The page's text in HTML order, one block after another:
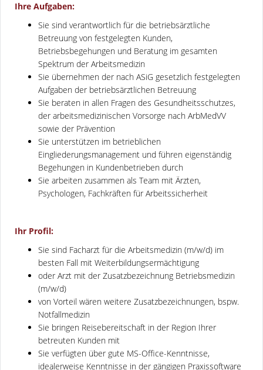
Ihre Aufgaben:
Sie sind verantwortlich für die betriebsärztliche
Betreuung von festgelegten Kunden,
Betriebsbegehungen und Beratung im gesamten
Spektrum der Arbeitsmedizin
Sie übernehmen der nach ASiG gesetzlich festgelegten
Aufgaben der betriebsärztlichen Betreuung
Sie beraten in allen Fragen des Gesundheitsschutzes,
der arbeitsmedizinischen Vorsorge nach ArbMedVV
sowie der Prävention
Sie unterstützen im betrieblichen
Eingliederungsmanagement und führen eigenständig
Begehungen in Kundenbetrieben durch
Sie arbeiten zusammen als Team mit Ärzten,
Psychologen, Fachkräften für Arbeitssicherheit
Ihr Profil:
Sie sind Facharzt für die Arbeitsmedizin (m/w/d) im
besten Fall mit Weiterbildungsermächtigung
oder Arzt mit der Zusatzbezeichnung Betriebsmedizin
(m/w/d)
von Vorteil wären weitere Zusatzbezeichnungen, bspw.
Notfallmedizin
Sie bringen Reisebereitschaft in der Region Ihrer
betreuten Kunden mit
Sie verfügten über gute MS-Office-Kenntnisse,
idealerweise Kenntnisse in der gängigen Praxissoftware